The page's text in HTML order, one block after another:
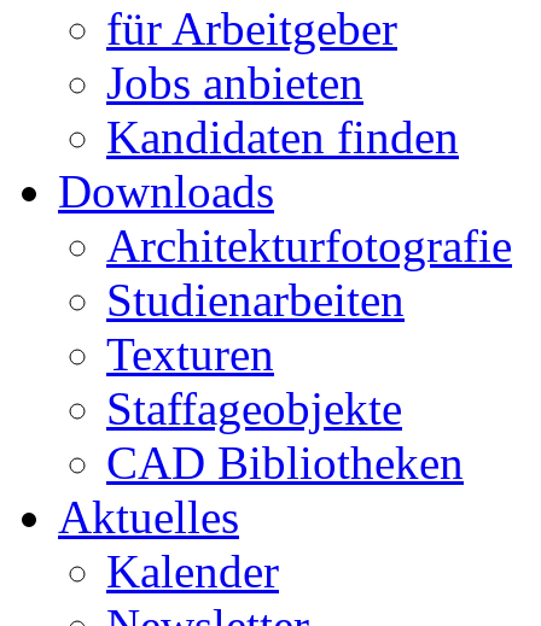
für Arbeitgeber
Jobs anbieten
Kandidaten finden
Downloads
Architekturfotografie
Studienarbeiten
Texturen
Staffageobjekte
CAD Bibliotheken
Aktuelles
Kalender